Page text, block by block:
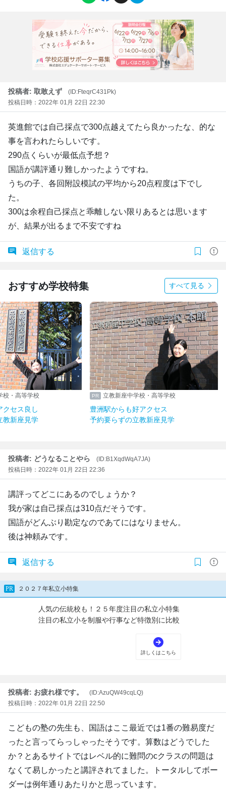
投稿者: 取敢えず
(ID:FteqrC431Pk)
投稿日時：2022年 01月 22日 22:30
英進館では自己採点で300点越えてたら良かったな、的な
事を言われたらしいです。
290点くらいが最低点予想？
国語が講評通り難しかったようですね。
うちの子、各回附設模試の平均から20点程度は下でし
た。
300は余程自己採点と乖離しない限りあるとは思います
が、結果が出るまで不安ですね
返信する
おすすめ学校特集 すべて見る
校・高等学校
クセス良し
教新座見学
立教新座中学校・高等学校
豊洲駅からも好アクセス
予約要らずの立教新座見学
投稿者: どうなることやら
(ID:B1XqdWqA7JA)
投稿日時：2022年 01月 22日 22:36
講評ってどこにあるのでしょうか？
我が家は自己採点は310点だそうです。
国語がどんぶり勘定なのであてにはなりません。
後は神頼みです。
返信する
投稿者: お疲れ様です。
(ID:AzuQW49cqLQ)
投稿日時：2022年 01月 22日 22:50
こどもの塾の先生も、国語はここ最近では1番の難易度だ
ったと言ってらっしゃったそうです。算数はどうでした
か？とあるサイトではレベル的に難問のcクラスの問題は
なくて易しかったと講評されてました。トータルしてボー
ダーは例年通りあたりかと思っています。